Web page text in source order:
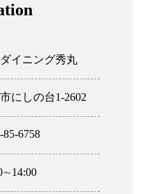
イニング秀丸
にしの台1-2602
85-6758